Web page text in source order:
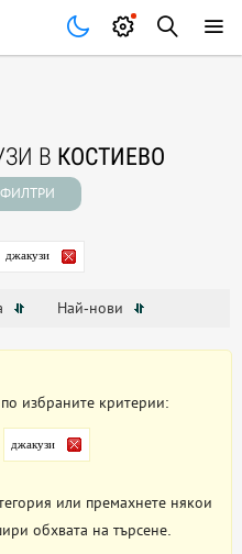
В КОСТИЕВО
джакузи
Най-нови
избраните критерии:
джакузи
или премахнете някои
обхвата на търсене.